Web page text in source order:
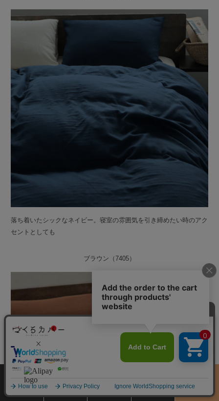
落ち着いたシックなネイビー。寝室の雰囲気を引き締めたい時のアク
セントとしても
ブラウン（7405）
商品をさがす
サイズ
お買物ガイド カート